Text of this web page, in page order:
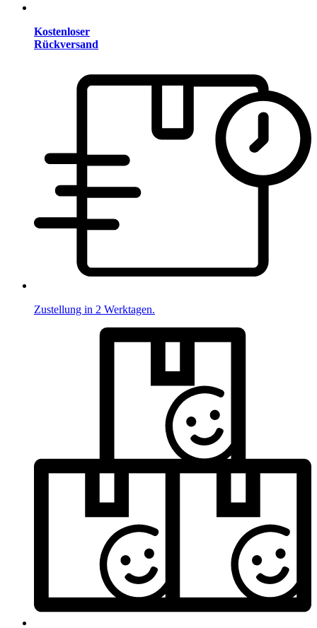
Kostenloser
Rückversand
Zustellung in 2 Werktagen.